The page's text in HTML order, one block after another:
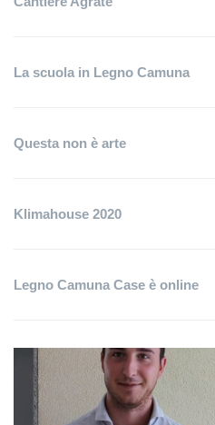
La scuola in Legno Camuna
Questa non è arte
Klimahouse 2020
Legno Camuna Case è online